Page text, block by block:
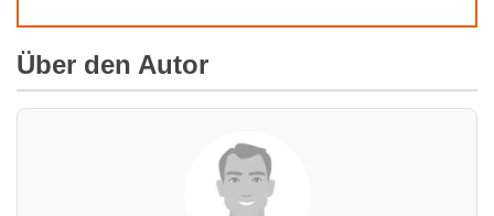
Über den Autor